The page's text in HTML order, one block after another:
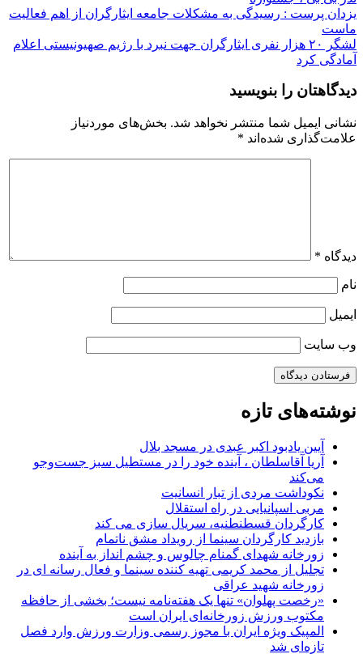
راهبری
نوشته
یزدان پرست : رسیدگی به مشکلات جامعه ایثارگران از اهم فعالیت
ماست
لشگر ۲۰ هزار نفری ایثارگران جهت نبرد با رژیم صهیونیستی اعلام
آمادگی کرد
دیدگاهتان را بنویسید
نشانی ایمیل شما منتشر نخواهد شد. بخش‌های موردنیاز
علامت‌گذاری شده‌اند *
دیدگاه *
نام
ایمیل
وب‌ سایت
نوشته‌های تازه
آیین یادبود اکبر عبدی در مسجد بلال
آریا آقاسلطان ، آینده خود را در مستطیل سبز جست‌وجو
می‌کند
نکوداشت مردی از تبار انسانیت
مربی اسپانیایی در راه استقلال
کارگردان قسطنطنیه، سریال سازی می کند
بازدید کارگردان سینما از رویداد مشق ناتمام
زورخانه شهدای گمنام چالوس و چشم انداز به آینده
تجلیل از محمد کریمی تهیه کننده سینما و فعال رسانه ای در
زورخانه شهید عراقی
«رخصت پهلوان» تنها یک هفته‌نامه نیست؛ بخشی از حافظه
مکتوب ورزش زورخانه‌ای ایران است
المپیک ویژه ایران با مجوز رسمی وزارت ورزش وارد فصل
تازه‌ای شد